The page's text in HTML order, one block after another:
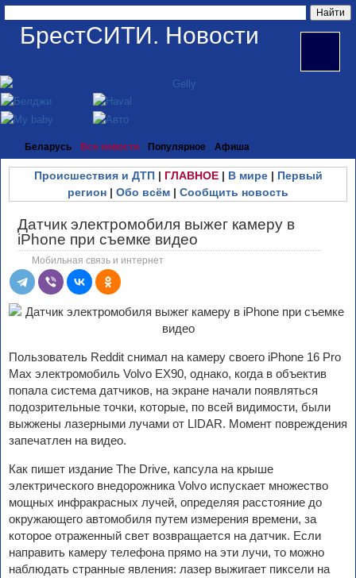
БрестСИТИ. Новости
Беларусь Все новости Популярное Афиша
Происшествия и ДТП| ГЛАВНОЕ| В мире| Первый
регион | Обо всём | Сообщить новость
Датчик электромобиля выжег камеру в
iPhone при съемке видео
Мобильная связь и интернет
Пользователь Reddit снимал на камеру своего iPhone 16 Pro
Max электромобиль Volvo EX90, однако, когда в объектив
попала система датчиков, на экране начали появляться
подозрительные точки, которые, по всей видимости, были
выжжены лазерными лучами от LIDAR. Момент повреждения
запечатлен на видео.
Как пишет издание The Drive, капсула на крыше
электрического внедорожника Volvo испускает множество
мощных инфракрасных лучей, определяя расстояние до
окружающего автомобиля путем измерения времени, за
которое отраженный свет возвращается на датчик. Если
направить камеру телефона прямо на эти лучи, то можно
наблюдать странные явления: лазер выжигает пиксели на